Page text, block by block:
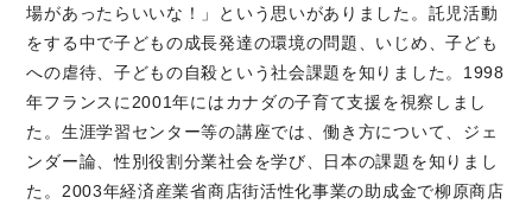
場があったらいいな！」という思いがありました。託児活動
をする中で子どもの成長発達の環境の問題、いじめ、子ども
への虐待、子どもの自殺という社会課題を知りました。1998
年フランスに2001年にはカナダの子育て支援を視察しまし
た。生涯学習センター等の講座では、働き方について、ジェ
ンダー論、性別役割分業社会を学び、日本の課題を知りまし
た。2003年経済産業省商店街活性化事業の助成金で柳原商店